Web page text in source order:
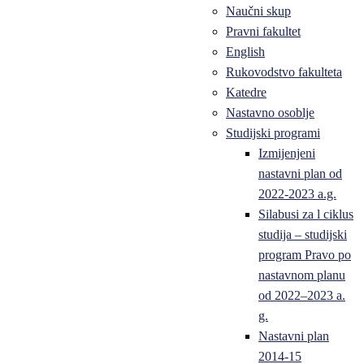
Naučni skup
Pravni fakultet
English
Rukovodstvo fakulteta
Katedre
Nastavno osoblje
Studijski programi
Izmijenjeni
nastavni plan od
2022-2023 a.g.
Silabusi za l ciklus
studija – studijski
program Pravo po
nastavnom planu
od 2022–2023 a.
g.
Nastavni plan
2014-15